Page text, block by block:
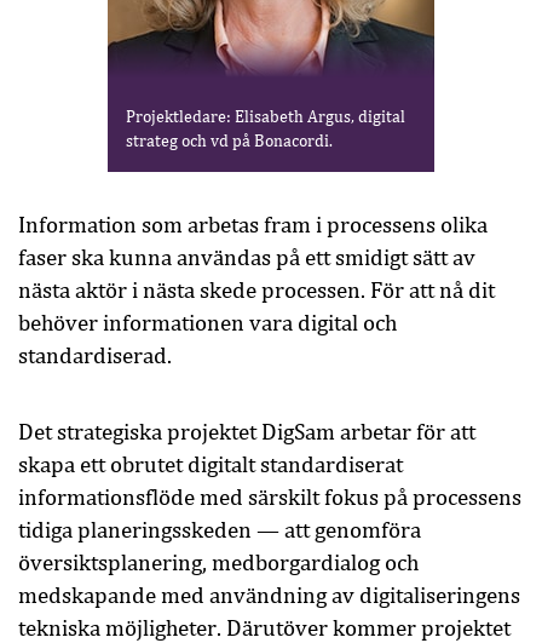
Projektledare: Elisabeth Argus, digital
strateg och vd på Bonacordi.
Information som arbetas fram i processens olika
faser ska kunna användas på ett smidigt sätt av
nästa aktör i nästa skede processen. För att nå dit
behöver informationen vara digital och
standardiserad.
Det strategiska projektet DigSam arbetar för att
skapa ett obrutet digitalt standardiserat
informationsflöde med särskilt fokus på processens
tidiga planeringsskeden — att genomföra
översiktsplanering, medborgardialog och
medskapande med användning av digitaliseringens
tekniska möjligheter. Därutöver kommer projektet